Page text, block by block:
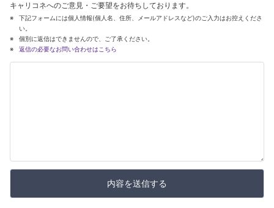
キャリコネへのご意見・ご要望をお待ちしております。
下記フォームには個人情報(個人名、住所、メールアドレスなど)のご入力はお控えくださ
い。
個別に返信はできませんので、ご了承ください。
返信の必要なお問い合わせはこちら
内容を送信する